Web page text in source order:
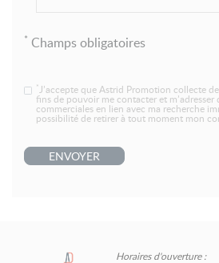
* Champs obligatoires
*J’accepte que Astrid Promotion collecte
fins de pouvoir me contacter et
commerciales en lien avec ma recherche
possibilité de retirer à tout moment mon
ENVOYER
Horaires d'ouverture :